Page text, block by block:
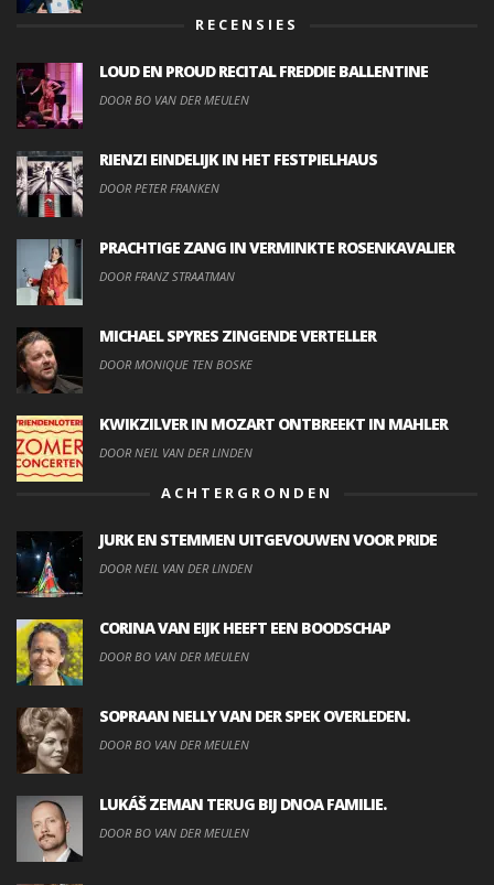
RECENSIES
LOUD EN PROUD RECITAL FREDDIE BALLENTINE
DOOR BO VAN DER MEULEN
RIENZI EINDELIJK IN HET FESTPIELHAUS
DOOR PETER FRANKEN
PRACHTIGE ZANG IN VERMINKTE ROSENKAVALIER
DOOR FRANZ STRAATMAN
MICHAEL SPYRES ZINGENDE VERTELLER
DOOR MONIQUE TEN BOSKE
KWIKZILVER IN MOZART ONTBREEKT IN MAHLER
DOOR NEIL VAN DER LINDEN
ACHTERGRONDEN
JURK EN STEMMEN UITGEVOUWEN VOOR PRIDE
DOOR NEIL VAN DER LINDEN
CORINA VAN EIJK HEEFT EEN BOODSCHAP
DOOR BO VAN DER MEULEN
SOPRAAN NELLY VAN DER SPEK OVERLEDEN.
DOOR BO VAN DER MEULEN
LUKÁŠ ZEMAN TERUG BIJ DNOA FAMILIE.
DOOR BO VAN DER MEULEN